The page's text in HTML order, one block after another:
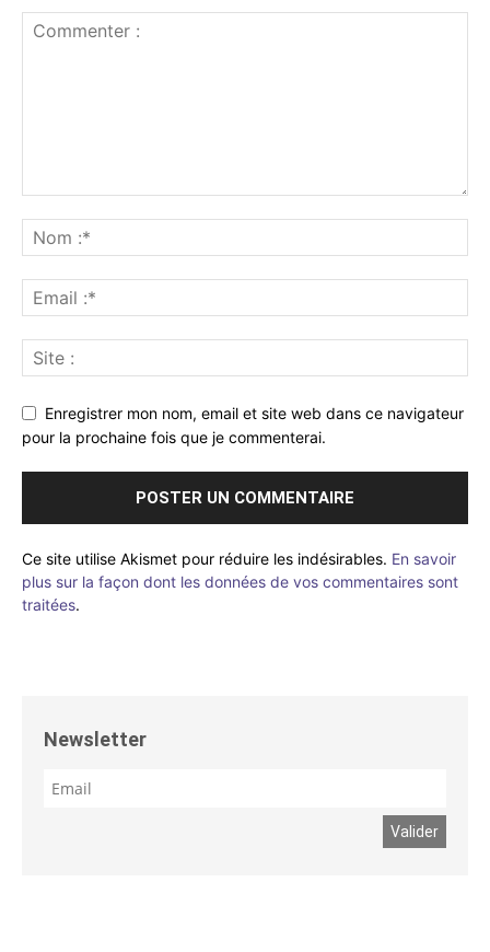
Enregistrer mon nom, email et site web dans ce navigateur
pour la prochaine fois que je commenterai.
Ce site utilise Akismet pour réduire les indésirables. En savoir
plus sur la façon dont les données de vos commentaires sont
traitées.
Newsletter